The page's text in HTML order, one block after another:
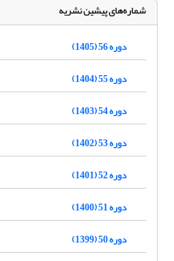
شماره‌های پیشین نشریه
دوره 56 (1405)
دوره 55 (1404)
دوره 54 (1403)
دوره 53 (1402)
دوره 52 (1401)
دوره 51 (1400)
دوره 50 (1399)